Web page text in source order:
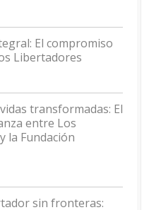
El compromiso
Libertadores
transformadas: El
entre Los
la Fundación
sin fronteras: